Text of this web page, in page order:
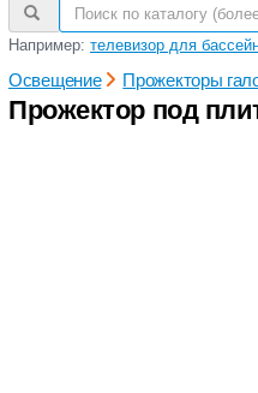
Например: телевизор для
Освещение Прожекторы
Прожектор под